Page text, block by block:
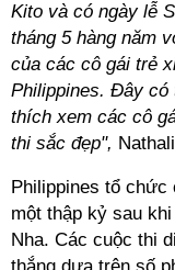
Kito và có ngày lễ
tháng 5 hàng năm
của các cô gái trẻ
Philippines. Đây có
thích xem các cô
thi sắc đẹp",
Philippines tổ chức
một thập kỷ sau
Nha. Các cuộc thi